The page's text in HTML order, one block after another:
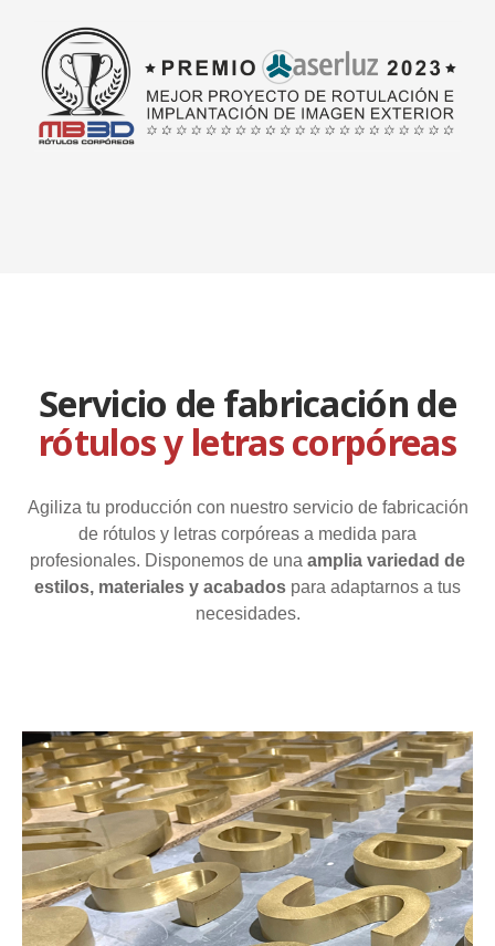
Servicio de fabricación de
rótulos y letras corpóreas
Agiliza tu producción con nuestro servicio de fabricación
de rótulos y letras corpóreas a medida para
profesionales. Disponemos de una amplia variedad de
estilos, materiales y acabados para adaptarnos a tus
necesidades.